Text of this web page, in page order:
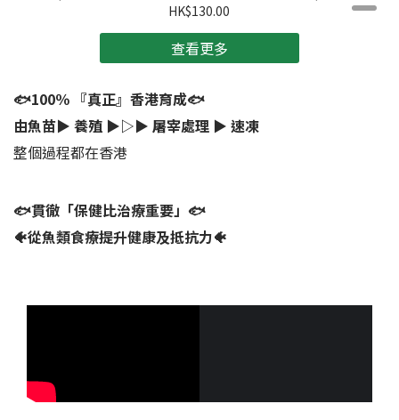
HK$130.00
查看更多
🐟100％ 『真正』香港育成🐟
由魚苗▶︎ 養殖 ▶︎▷▶︎ 屠宰處理 ▶︎ 速凍
整個過程都在香港
🐟貫徹「保健比治療重要」🐟
🐠從魚類食療提升健康及抵抗力🐠